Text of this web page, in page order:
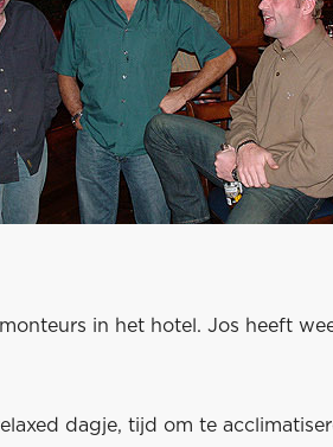
in het hotel. Jos heeft
dagje, tijd om te